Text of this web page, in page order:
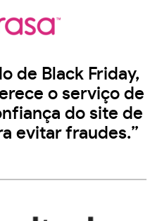
de Black Friday,
o serviço de
do site de
evitar fraudes.”